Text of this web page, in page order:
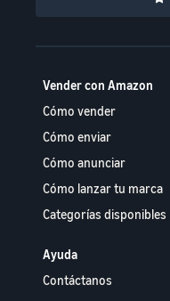
Vender con Amazon
Cómo vender
Cómo enviar
Cómo anunciar
Cómo lanzar tu marca
Categorías disponibles
Ayuda
Contáctanos